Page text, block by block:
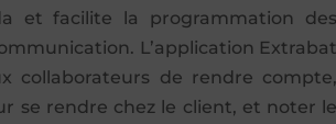
et facilite la programmation
L’application
collaborateurs de rendre
se rendre chez le client, et noter